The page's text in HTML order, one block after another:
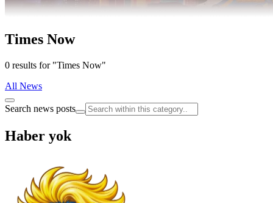
Times Now
0 results for "Times Now"
All News
Search news posts
Haber yok